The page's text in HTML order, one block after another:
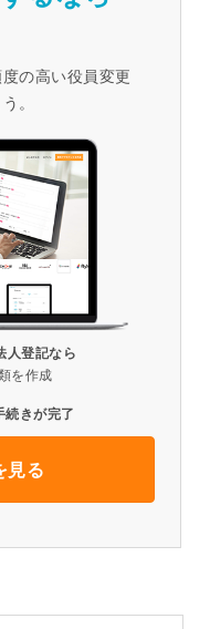
の高い役員変更
。
人登記なら
を作成
続きが完了
見る